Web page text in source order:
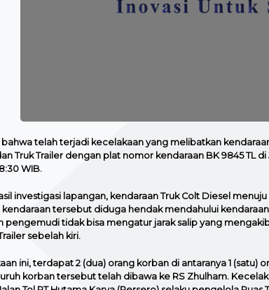
telah terjadi kecelakaan yang melibatkan
Truk Trailer dengan plat nomor kendaraan BK 9845 TL
WIB.
investigasi lapangan, kendaraan Truk Colt Diesel
kendaraan tersebut diduga hendak mendahului
pengemudi tidak bisa mengatur jarak salip yang
sebelah kiri.
ini, terdapat 2 (dua) orang korban di antaranya 1 (satu)
korban tersebut telah dibawa ke RS Zhulham.